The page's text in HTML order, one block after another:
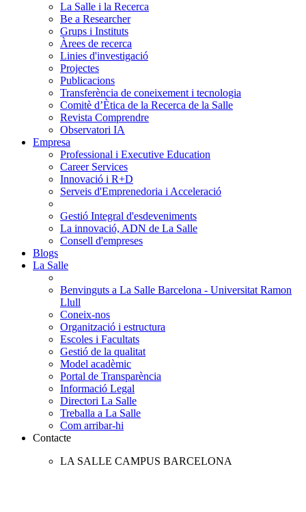
La Salle i la Recerca
Be a Researcher
Grups i Instituts
Àrees de recerca
Linies d'investigació
Projectes
Publicacions
Transferència de coneixement i tecnologia
Comitè d’Ètica de la Recerca de la Salle
Revista Comprendre
Observatori IA
Empresa
Professional i Executive Education
Career Services
Innovació i R+D
Serveis d'Emprenedoria i Acceleració
Gestió Integral d'esdeveniments
La innovació, ADN de La Salle
Consell d'empreses
Blogs
La Salle
Benvinguts a La Salle Barcelona - Universitat Ramon
Llull
Coneix-nos
Organització i estructura
Escoles i Facultats
Gestió de la qualitat
Model acadèmic
Portal de Transparència
Informació Legal
Directori La Salle
Treballa a La Salle
Com arribar-hi
Contacte
LA SALLE CAMPUS BARCELONA